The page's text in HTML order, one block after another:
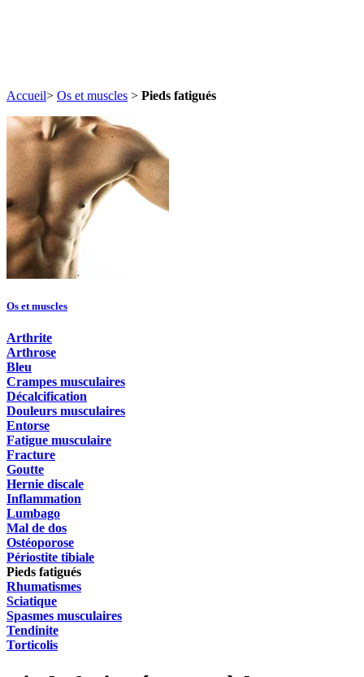
Accueil> Os et muscles > Pieds fatigués
Os et muscles
Arthrite
Arthrose
Bleu
Crampes musculaires
Décalcification
Douleurs musculaires
Entorse
Fatigue musculaire
Fracture
Goutte
Hernie discale
Inflammation
Lumbago
Mal de dos
Ostéoporose
Périostite tibiale
Pieds fatigués
Rhumatismes
Sciatique
Spasmes musculaires
Tendinite
Torticolis